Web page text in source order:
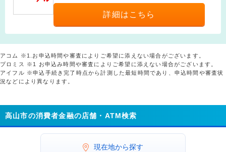
詳細はこちら
アコム ※1.お申込時間や審査によりご希望に添えない場合がございます。
プロミス ※1 お申込み時間や審査によりご希望に添えない場合がございます。
アイフル ※申込手続き完了時点から計測した最短時間であり、申込時間や審査状
況などにより異なります。
高山市の消費者金融の店舗・ATM検索
現在地から探す